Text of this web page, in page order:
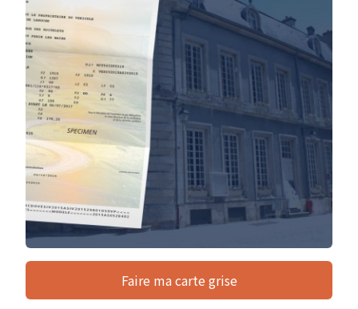
Faire ma carte grise